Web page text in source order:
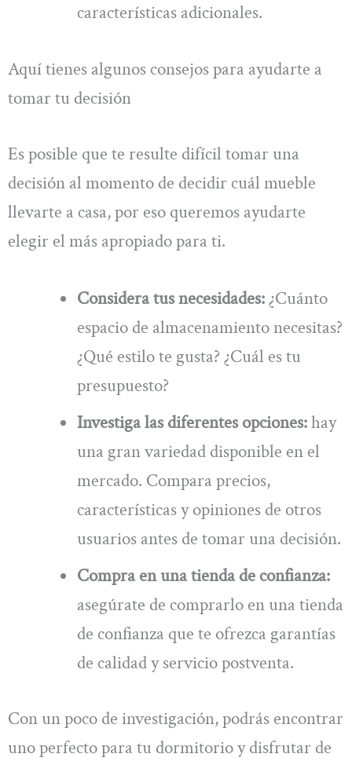
características adicionales.
Aquí tienes algunos consejos para ayudarte a
tomar tu decisión
Es posible que te resulte difícil tomar una
decisión al momento de decidir cuál mueble
llevarte a casa, por eso queremos ayudarte
elegir el más apropiado para ti.
Considera tus necesidades:¿Cuánto
espacio de almacenamiento necesitas?
¿Qué estilo te gusta? ¿Cuál es tu
presupuesto?
Investiga las diferentes opciones:hay
una gran variedad disponible en el
mercado. Compara precios,
características y opiniones de otros
usuarios antes de tomar una decisión.
Compra en una tienda de confianza:
asegúrate de comprarlo en una tienda
de confianza que te ofrezca garantías
de calidad y servicio postventa.
Con un poco de investigación, podrás encontrar
uno perfecto para tu dormitorio y disfrutar de